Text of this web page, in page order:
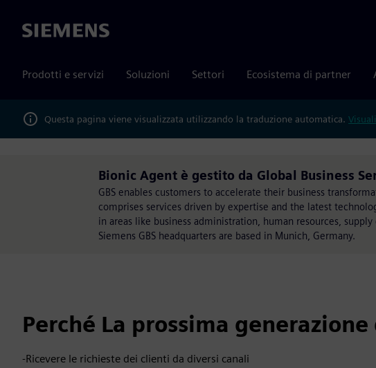
Siemens
Prodotti e servizi Soluzioni Settori Ecosistema di partner
Questa pagina viene visualizzata utilizzando la traduzione automatica.
Bionic Agent​ è gestito da Global Business
GBS enables customers to accelerate their business
comprises services driven by expertise and the latest
in areas like business administration, human resources,
Siemens GBS headquarters are based in Munich, Germany.
Perché La prossima
-Ricevere le richieste dei clienti da diversi canali